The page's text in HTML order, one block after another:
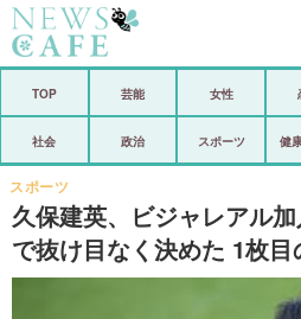
経済
芸能
恋愛
TOP 芸能 女性
社会 政治 スポーツ 健
久保建英、ビジャレアル
で抜け目なく決めた 1枚
スポーツ